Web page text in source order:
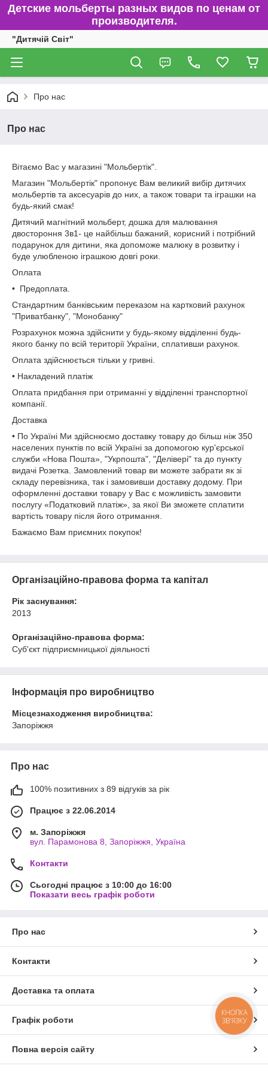
Детские мольберты разных видов по ценам от
производителя.
"Дитячій Світ"
Про нас
Про нас
Вітаємо Вас у магазині "Мольбертік".
Магазин "Мольбертік" пропонує Вам великий вибір дитячих
мольбертів та аксесуарів до них, а також товари та іграшки на
будь-який смак!
Дитячий магнітний мольберт, дошка для малювання
двостороння 3в1- це найбільш бажаний, корисний і потрібний
подарунок для дитини, яка допоможе малюку в розвитку і
буде улюбленою іграшкою довгі роки.
Оплата
• Предоплата.
Стандартним банківським переказом на картковий рахунок
"Приватбанку", "Монобанку"
Розрахунок можна здійснити у будь-якому відділенні будь-
якого банку по всій території України, сплативши рахунок.
Оплата здійснюється тільки у гривні.
• Накладений платіж
Оплата придбання при отриманні у відділенні транспортної
компанії.
Доставка
• По Україні Ми здійснюємо доставку товару до більш ніж 350
населених пунктів по всій Україні за допомогою кур'єрської
служби «Нова Пошта», "Укрпошта", "Делівері" та до пункту
видачі Розетка. Замовлений товар ви можете забрати як зі
складу перевізника, так і замовивши доставку додому. При
оформленні доставки товару у Вас є можливість замовити
послугу «Податковий платіж», за якої Ви зможете сплатити
вартість товару після його отримання.
Бажаємо Вам приємних покупок!
Організаційно-правова форма та капітал
Рік заснування:
2013
Організаційно-правова форма:
Суб'єкт підприємницької діяльності
Інформація про виробництво
Місцезнаходження виробництва:
Запоріжжя
Про нас
100% позитивних з 89 відгуків за рік
Працює з 22.06.2014
м. Запоріжжя
вул. Парамонова 8, Запоріжжя, Україна
Контакти
Сьогодні працює з 10:00 до 16:00
Показати весь графік роботи
Про нас
Контакти
Доставка та оплата
Графік роботи
Повна версія сайту
КНОПКА
ЗВ'ЯЗКУ